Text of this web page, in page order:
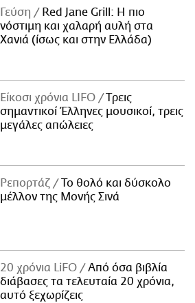
Γεύση
Red Jane Grill: Η πιο
νόστιμη και χαλαρή αυλή στα
Χανιά (ίσως και στην Ελλάδα)
Είκοσι χρόνια LIFO
Tρεις
σημαντικοί Έλληνες μουσικοί, τρεις
μεγάλες απώλειες
Ρεπορτάζ
Το θολό και δύσκολο
μέλλον της Μονής Σινά
20 χρόνια LiFO
Από όσα βιβλία
διάβασες τα τελευταία 20 χρόνια,
αυτό ξεχωρίζεις